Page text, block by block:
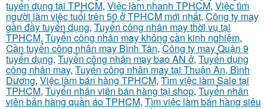
tuyển dụng tại TPHCM, Việc làm nhanh TPHCM, Việc tìm
người làm việc tuổi trên 50 ở TPHCM mới nhất, Công ty may
gần đầy tuyển dụng, Tuyển công nhân may thời vụ tại
TPHCM, Tuyển công nhân may không cần kinh nghiệm,
Cần tuyển công nhân may Bình Tân, Công ty may Quận 9
tuyển dụng, Tuyển công nhân may bao AN ở, Tuyển dụng
công nhân may, Tuyển công nhân may tại Thuận An, Bình
Dương, Việc làm bán hàng TPHCM, Tìm việc làm Sale tại
TPHCM, Tuyển nhân viên bán hàng tại shop, Tuyển nhân
viên bán hàng quần áo TPHCM, Tìm việc làm bán hàng siêu